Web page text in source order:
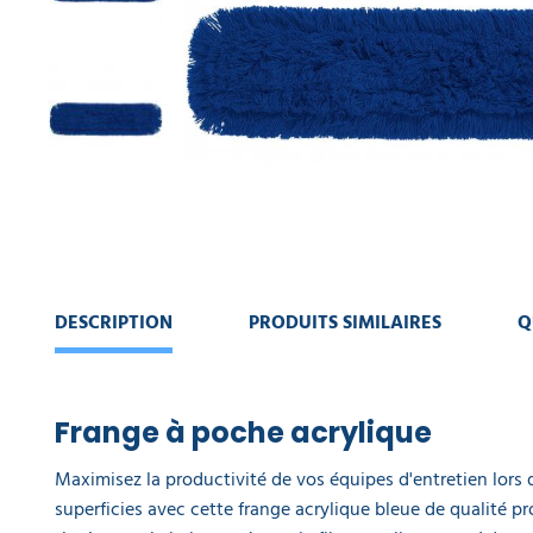
COLLECTE
AMÉNAGEMENT
EXTÉRIEUR
DE
LA
TABLE
COMMANDE
DESCRIPTION PRODUITS SIMILAIRES
Frange à poche acrylique
Maximisez la productivité de vos équipes d'entretien lors
superficies avec cette frange acrylique bleue de qualité